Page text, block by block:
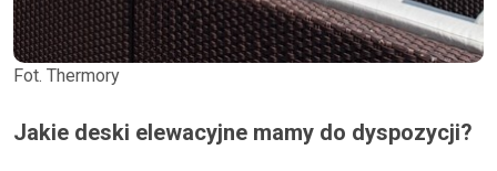
Fot. Thermory
Jakie deski elewacyjne mamy do dyspozycji?